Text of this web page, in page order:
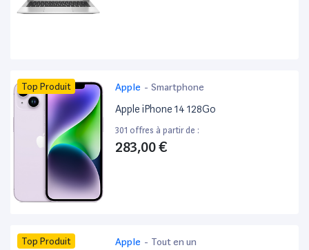
Top Produit Apple - Smartphone
Apple iPhone 14 128Go
301 offres à partir de :
283,00 €
Top Produit Apple - Tout en un